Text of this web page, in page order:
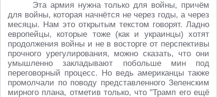
Эта армия нужна только для войны, причём
для войны, которая начнётся не через годы, а через
месяцы. Нам это открытым текстом говорят. Ладно
европейцы, которые тоже (как и украинцы) хотят
продолжения войны и не в восторге от перспективы
прочного урегулирования, можно сказать, что они
умышленно закладывают побольше мин под
переговорный процесс. Но ведь американцы также
промолчали по поводу представленного Зеленским
мирного плана, отметив только, что "Трамп его ещё